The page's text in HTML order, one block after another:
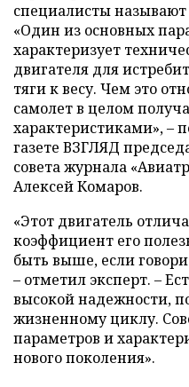
специалисты называют
«Один из основных
характеризует
двигателя для
тяги к весу. Чем это
самолет в целом
характеристиками», –
газете ВЗГЛЯД
совета журнала
Алексей Комаров.
«Этот двигатель
коэффициент его
быть выше, если
– отметил эксперт. –
высокой надежности,
жизненному циклу.
параметров и
нового поколения».